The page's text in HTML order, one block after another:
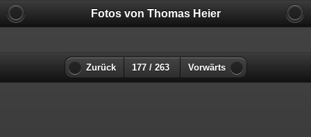
Fotos von Thomas Heier
Zurück 177 / 263 Vorwärts